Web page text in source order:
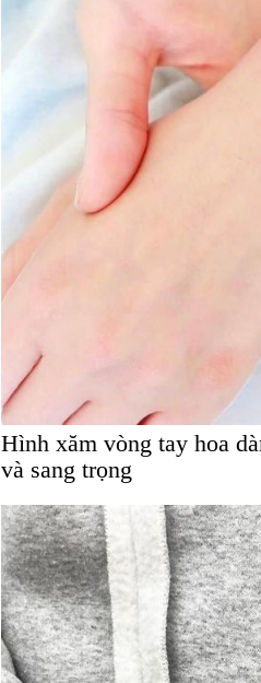
Hình xăm vòng tay hoa
và sang trọng